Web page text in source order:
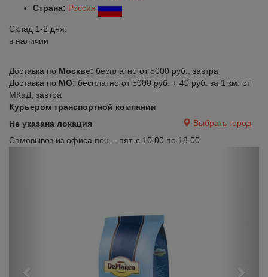
Страна: Россия
Склад 1-2 дня:
в наличии
Доставка по Москве: бесплатно от 5000 руб., завтра
Доставка по МО: бесплатно от 5000 руб. + 40 руб. за 1 км. от
МКаД, завтра
Курьером транспортной компании
Не указана локация
Выбрать город
Самовывоз из офиса пон. - пят. с 10.00 по 18.00